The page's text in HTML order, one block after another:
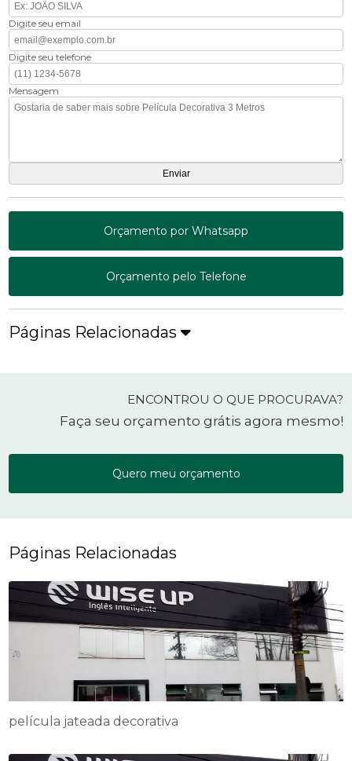
Digite seu email
Digite seu telefone
Mensagem
Orçamento por Whatsapp
Orçamento pelo Telefone
Páginas Relacionadas
ENCONTROU O QUE PROCURAVA?
Faça seu orçamento grátis agora mesmo!
Quero meu orçamento
Páginas Relacionadas
película jateada decorativa